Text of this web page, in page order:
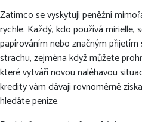
Zatímco se vyskytují peněžní
rychle. Každý, kdo používá mirielle,
papírováním nebo značným
strachu, zejména když můžete
které vytváří novou naléhavou
kredity vám dávají rovnoměrně
hledáte peníze.